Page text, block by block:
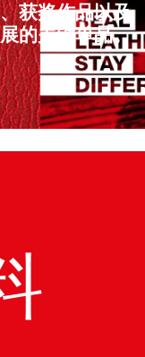
获奖作品以及
的关键单品。